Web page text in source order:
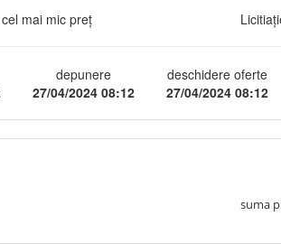
cel mai mic preț
depunere
27/04/2024 08:12
deschidere oferte
27/04/2024 08:12
suma